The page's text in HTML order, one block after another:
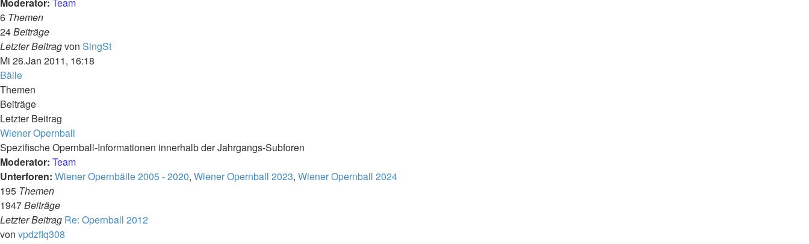
6 Themen
24Beiträge
Letzter Beitragvon SingStNeuester
Mi 26.Jan 2011, 16:18
Bälle
Themen
Beiträge
Letzter Beitrag
Wiener Opernball
Spezifische Opernball-Informationen innerhalb der Jahrgangs-Subforen
Moderator: Team
Unterforen: Wiener Opernbälle 2005 - 2020, Wiener Opernball 2023, Wiener Opernball 2024
195 Themen
1947Beiträge
Letzter Beitrag Re: Opernball 2012
von vpdzflq308